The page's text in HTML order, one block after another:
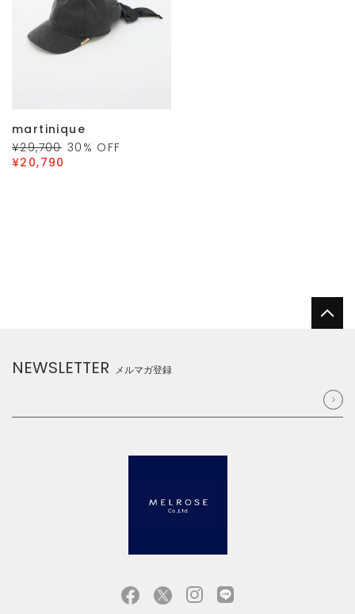
martinique
¥29,700 30 % OFF
¥20,790
NEWSLETTER メルマガ登録